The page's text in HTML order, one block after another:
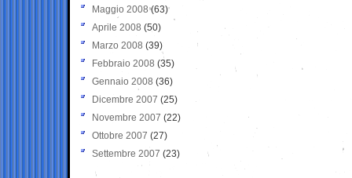
Maggio 2008(63)
Aprile 2008 (50)
Marzo 2008 (39)
Febbraio 2008 (35)
Gennaio 2008 (36)
Dicembre 2007 (25)
Novembre 2007 (22)
Ottobre 2007 (27)
Settembre 2007 (23)